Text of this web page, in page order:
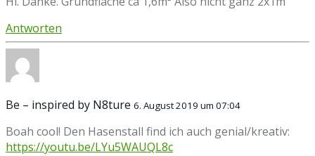
Antworten
Be – inspired by N8ture 6. August 2019 um 07:04
Boah cool! Den Hasenstall find ich auch genial/kreativ:
https://youtu.be/LYu5WAUQL8c